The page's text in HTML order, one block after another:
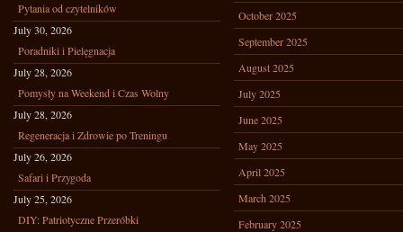
Pytania od czytelników
July 30, 2026
Poradniki i Pielęgnacja
July 28, 2026
Pomysły na Weekend i Czas Wolny
July 28, 2026
Regeneracja i Zdrowie po Treningu
July 26, 2026
Safari i Przygoda
July 25, 2026
DIY: Patriotyczne Przeróbki
October 2025
September 2025
August 2025
July 2025
June 2025
May 2025
April 2025
March 2025
February 2025